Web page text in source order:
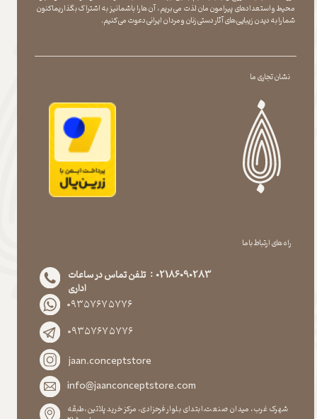
نشان تجاری ما
محیط و استعدادهای پیرامون مان لذت می بریم ، آن ها را با شما نیز به اشتراک بگذاریماکنون
شما را به دیدن زیبایی های آثار دستی زنان و مردان ایرانی دعوت می کنیم.
راه های ارتباط با ما
02186090283 : تلفن تماس در ساعات
اداری
۰۹۳۵۷۶۷۵۷۷۶
۰۹۳۵۷۶۷۵۷۷۶
jaan.conceptstore
info@jaanconceptstore.com
شهرک غرب، میدان صنعت،ابتدای بلوار فرحزادی، مرکز خرید پلاتین،طبقه